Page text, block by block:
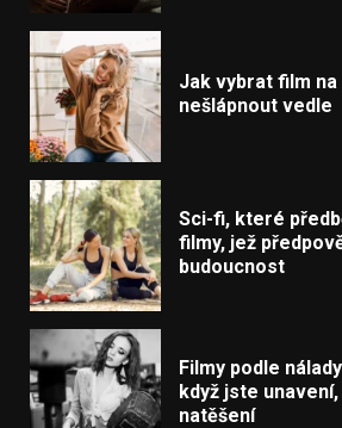
Jak vybrat film
nešlápnout vedle
Sci-fi, které
filmy, jež
budoucnost
Filmy podle
když jste
natěšení